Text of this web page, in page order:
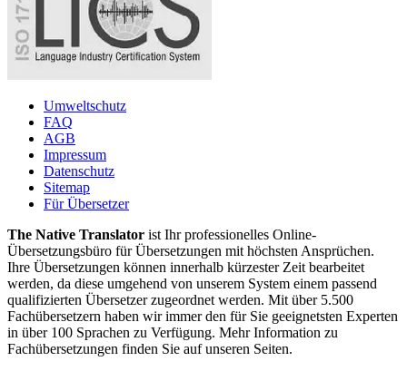
Umweltschutz
FAQ
AGB
Impressum
Datenschutz
Sitemap
Für Übersetzer
The Native Translator ist Ihr professionelles Online-
Übersetzungsbüro für Übersetzungen mit höchsten Ansprüchen.
Ihre Übersetzungen können innerhalb kürzester Zeit bearbeitet
werden, da diese umgehend von unserem System einem passend
qualifizierten Übersetzer zugeordnet werden. Mit über 5.500
Fachübersetzern haben wir immer den für Sie geeignetsten Experten
in über 100 Sprachen zu Verfügung. Mehr Information zu
Fachübersetzungen finden Sie auf unseren Seiten.